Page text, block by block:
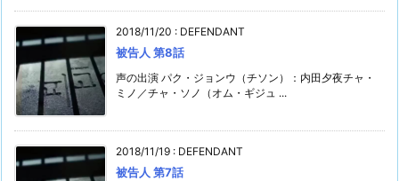
2018/11/20 : DEFENDANT
被告人 第8話
声の出演 パク・ジョンウ（チソン）：内田夕夜チャ・
ミノ／チャ・ソノ（オム・ギジュ ...
2018/11/19 : DEFENDANT
被告人 第7話